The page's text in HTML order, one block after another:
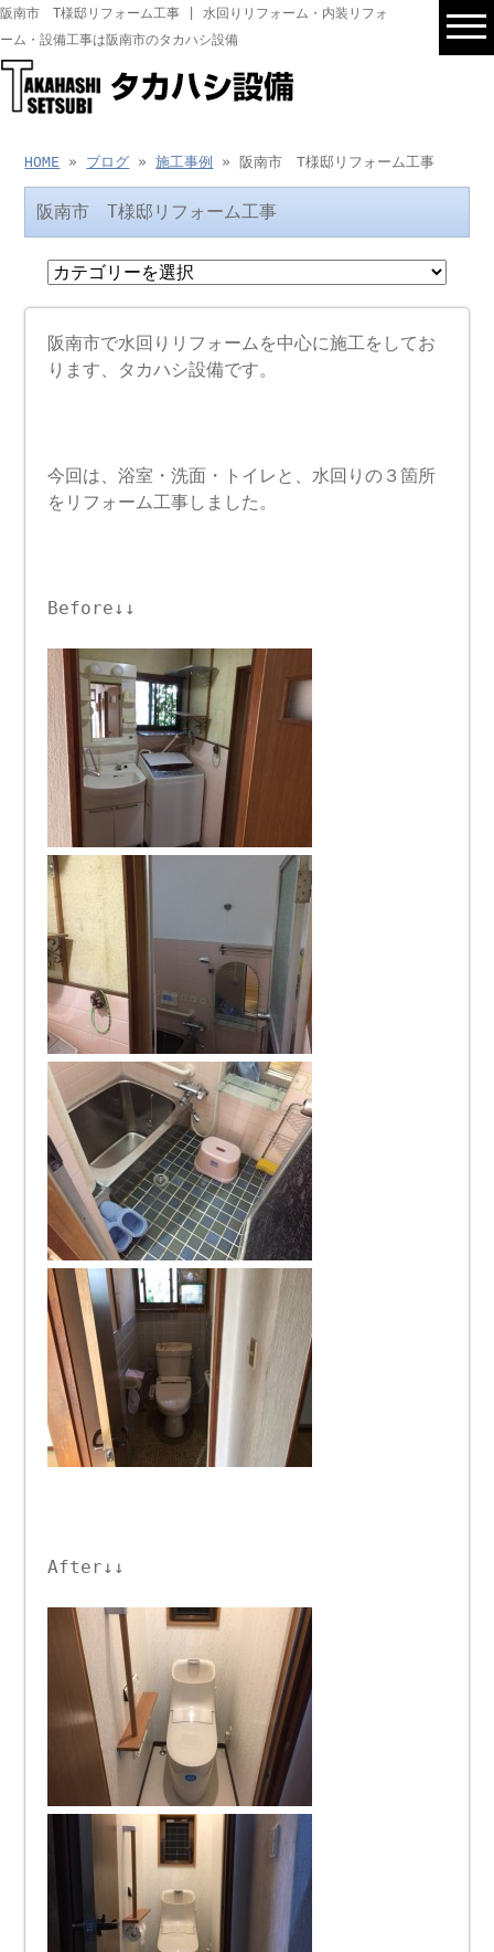
阪南市 T様邸リフォーム工事 | 水回りリフォーム・内装リフォ
ーム・設備工事は阪南市のタカハシ設備
HOME » ブログ »施工事例 » 阪南市 T様邸リフォーム工事
阪南市 T様邸リフォーム工事
阪南市で水回りリフォームを中心に施工をしてお
ります、タカハシ設備です。
今回は、浴室・洗面・トイレと、水回りの３箇所
をリフォーム工事しました。
Before↓↓
After↓↓